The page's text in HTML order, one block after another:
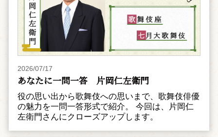
2026/07/17
あなたに一問一答 片岡仁左衛門
役の思い出から歌舞伎への思いまで、歌舞伎俳優
の魅力を一問一答形式で紹介。 今回は、片岡仁
左衛門さんにクローズアップします。